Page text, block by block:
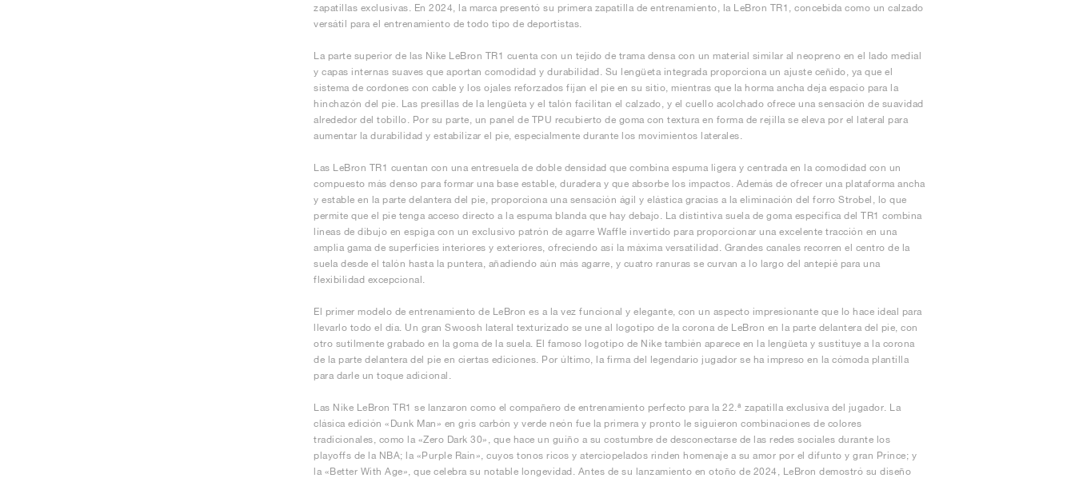
zapatillas exclusivas. En 2024, la marca presentó su primera zapatilla de entrenamiento, la LeBron TR1, concebida como un calzado
versátil para el entrenamiento de todo tipo de deportistas.
La parte superior de las Nike LeBron TR1 cuenta con un tejido de trama densa con un material similar al neopreno en el lado medial
y capas internas suaves que aportan comodidad y durabilidad. Su lengüeta integrada proporciona un ajuste ceñido, ya que el
sistema de cordones con cable y los ojales reforzados fijan el pie en su sitio, mientras que la horma ancha deja espacio para la
hinchazón del pie. Las presillas de la lengüeta y el talón facilitan el calzado, y el cuello acolchado ofrece una sensación de suavidad
alrededor del tobillo. Por su parte, un panel de TPU recubierto de goma con textura en forma de rejilla se eleva por el lateral para
aumentar la durabilidad y estabilizar el pie, especialmente durante los movimientos laterales.
Las LeBron TR1 cuentan con una entresuela de doble densidad que combina espuma ligera y centrada en la comodidad con un
compuesto más denso para formar una base estable, duradera y que absorbe los impactos. Además de ofrecer una plataforma ancha
y estable en la parte delantera del pie, proporciona una sensación ágil y elástica gracias a la eliminación del forro Strobel, lo que
permite que el pie tenga acceso directo a la espuma blanda que hay debajo. La distintiva suela de goma específica del TR1 combina
líneas de dibujo en espiga con un exclusivo patrón de agarre Waffle invertido para proporcionar una excelente tracción en una
amplia gama de superficies interiores y exteriores, ofreciendo así la máxima versatilidad. Grandes canales recorren el centro de la
suela desde el talón hasta la puntera, añadiendo aún más agarre, y cuatro ranuras se curvan a lo largo del antepié para una
flexibilidad excepcional.
El primer modelo de entrenamiento de LeBron es a la vez funcional y elegante, con un aspecto impresionante que lo hace ideal para
llevarlo todo el día. Un gran Swoosh lateral texturizado se une al logotipo de la corona de LeBron en la parte delantera del pie, con
otro sutilmente grabado en la goma de la suela. El famoso logotipo de Nike también aparece en la lengüeta y sustituye a la corona
de la parte delantera del pie en ciertas ediciones. Por último, la firma del legendario jugador se ha impreso en la cómoda plantilla
para darle un toque adicional.
Las Nike LeBron TR1 se lanzaron como el compañero de entrenamiento perfecto para la 22.ª zapatilla exclusiva del jugador. La
clásica edición «Dunk Man» en gris carbón y verde neón fue la primera y pronto le siguieron combinaciones de colores
tradicionales, como la «Zero Dark 30», que hace un guiño a su costumbre de desconectarse de las redes sociales durante los
playoffs de la NBA; la «Purple Rain», cuyos tonos ricos y aterciopelados rinden homenaje a su amor por el difunto y gran Prince; y
la «Better With Age», que celebra su notable longevidad. Antes de su lanzamiento en otoño de 2024, LeBron demostró su diseño